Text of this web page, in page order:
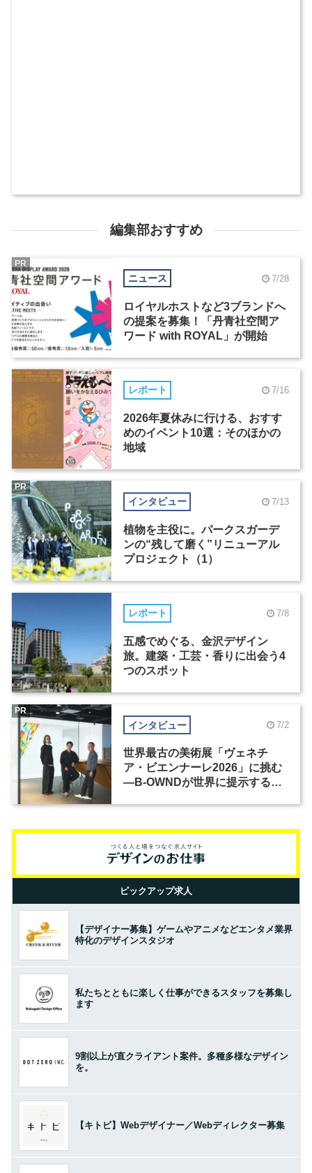
編集部おすすめ
ニュース 7/28
ロイヤルホストなど3ブランドへ
の提案を募集！「丹青社空間ア
ワード with ROYAL」が開始
PR
レポート 7/16
2026年夏休みに行ける、おすす
めのイベント10選：そのほかの
地域
インタビュー 7/13
植物を主役に。パークスガーデ
ンの“残して磨く”リニューアル
プロジェクト（1）
PR
レポート 7/8
五感でめぐる、金沢デザイン
旅。建築・工芸・香りに出会う4
つのスポット
インタビュー 7/2
世界最古の美術展「ヴェネチ
ア・ビエンナーレ2026」に挑む
―B-OWNDが世界に提示する美
PR
ピックアップ求人
【デザイナー募集】ゲームやアニメなどエンタメ業界
特化のデザインスタジオ
私たちとともに楽しく仕事ができるスタッフを募集し
ます
9割以上が直クライアント案件。多種多様なデザイン
を。
【キトビ】Webデザイナー／Webディレクター募集